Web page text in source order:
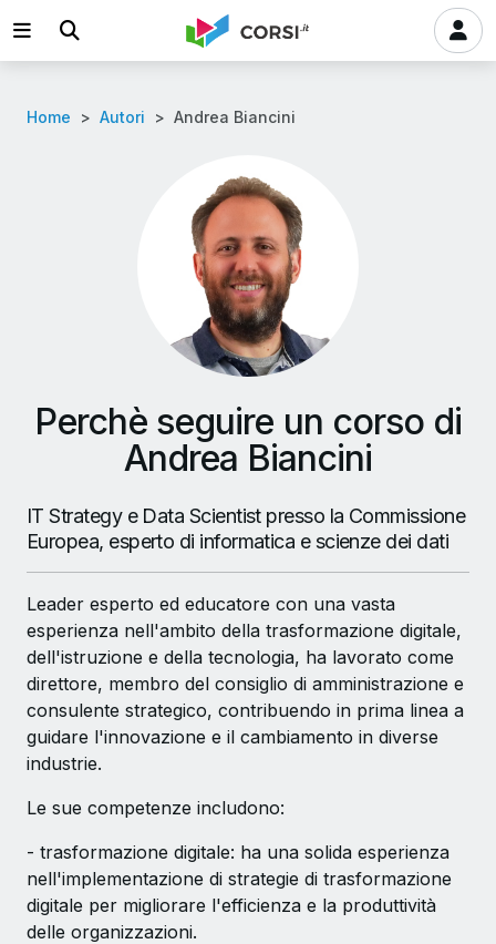
Home Autori Andrea Biancini
Perchè seguire un corso di
Andrea Biancini
IT Strategy e Data Scientist presso la Commissione
Europea, esperto di informatica e scienze dei dati
Leader esperto ed educatore con una vasta
esperienza nell'ambito della trasformazione digitale,
dell'istruzione e della tecnologia, ha lavorato come
direttore, membro del consiglio di amministrazione e
consulente strategico, contribuendo in prima linea a
guidare l'innovazione e il cambiamento in diverse
industrie.
Le sue competenze includono:
- trasformazione digitale: ha una solida esperienza
nell'implementazione di strategie di trasformazione
digitale per migliorare l'efficienza e la produttività
delle organizzazioni.